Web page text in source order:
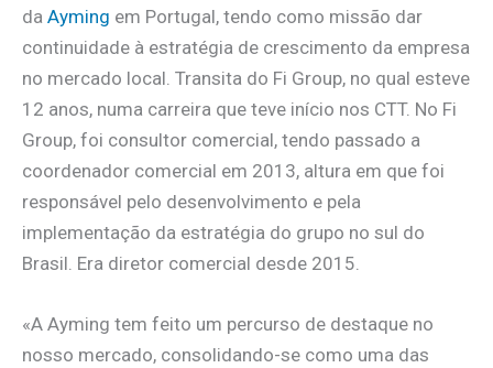
da Ayming em Portugal, tendo como missão dar
continuidade à estratégia de crescimento da empresa
no mercado local. Transita do Fi Group, no qual esteve
12 anos, numa carreira que teve início nos CTT. No Fi
Group, foi consultor comercial, tendo passado a
coordenador comercial em 2013, altura em que foi
responsável pelo desenvolvimento e pela
implementação da estratégia do grupo no sul do
Brasil. Era diretor comercial desde 2015.
«A Ayming tem feito um percurso de destaque no
nosso mercado, consolidando-se como uma das